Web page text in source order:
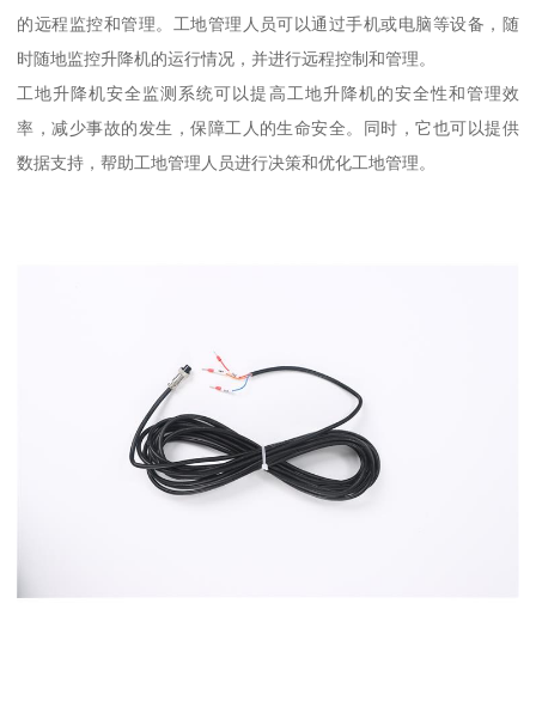
的远程监控和管理。工地管理人员可以通过手机或电脑等设备，随
时随地监控升降机的运行情况，并进行远程控制和管理。
工地升降机安全监测系统可以提高工地升降机的安全性和管理效
率，减少事故的发生，保障工人的生命安全。同时，它也可以提供
数据支持，帮助工地管理人员进行决策和优化工地管理。